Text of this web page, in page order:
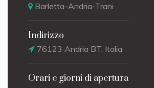
Barletta-Andria-Trani
Indirizzo
76123 Andria BT, Italia
Orari e giorni di apertura